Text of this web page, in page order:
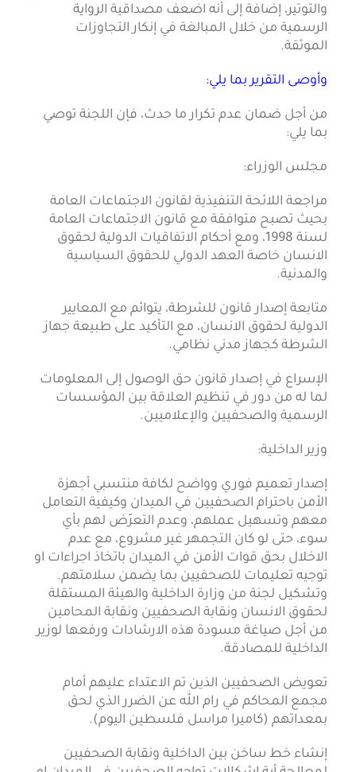
والتوتير، إضافة إلى أنه اضعف مصداقية الرواية
الرسمية من خلال المبالغة في إنكار التجاوزات
الموثقة.
وأوصى التقرير بما يلي:
من أجل ضمان عدم تكرار ما حدث، فإن اللجنة توصي
بما يلي:
مجلس الوزراء:
مراجعة اللائحة التنفيذية لقانون الاجتماعات العامة
بحيث تصبح متوافقة مع قانون الاجتماعات العامة
لسنة 1998، ومع أحكام الاتفاقيات الدولية لحقوق
الانسان خاصة العهد الدولي للحقوق السياسية
والمدنية.
متابعة إصدار قانون للشرطة، يتوائم مع المعايير
الدولية لحقوق الانسان، مع التأكيد على طبيعة جهاز
الشرطة كجهاز مدني نظامي.
الإسراع في إصدار قانون حق الوصول إلى المعلومات
لما له من دور في تنظيم العلاقة بين المؤسسات
الرسمية والصحفيين والإعلاميين.
وزير الداخلية:
إصدار تعميم فوري وواضح لكافة منتسبي أجهزة
الأمن باحترام الصحفيين في الميدان وكيفية التعامل
معهم وتسهيل عملهم، وعدم التعرّض لهم بأي
سوء، حتى لو كان التجمهر غير مشروع، مع عدم
الاخلال بحق قوات الأمن في الميدان باتخاذ اجراءات او
توجيه تعليمات للصحفيين بما يضمن سلامتهم.
وتشكيل لجنة من وزارة الداخلية والهيئة المستقلة
لحقوق الانسان ونقابة الصحفيين ونقابة المحامين
من أجل صياغة مسودة هذه الارشادات ورفعها لوزير
الداخلية للمصادقة.
تعويض الصحفيين الذين تم الاعتداء عليهم أمام
مجمع المحاكم في رام الله عن الضرر الذي لحق
بمعداتهم (كاميرا مراسل فلسطين اليوم).
إنشاء خط ساخن بين الداخلية ونقابة الصحفيين